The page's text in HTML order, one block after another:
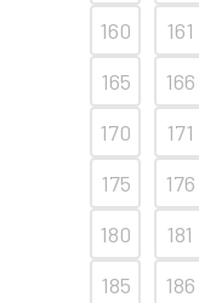
160
161
165
166
170
171
175
176
180
181
185
186